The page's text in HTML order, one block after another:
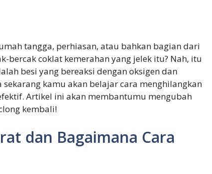
tangga, perhiasan, atau bahkan bagian dari
bercak coklat kemerahan yang jelek itu? Nah, itu
besi yang bereaksi dengan oksigen dan
sekarang kamu akan belajar cara menghilangkan
Artikel ini akan membantumu mengubah
kembali!
dan Bagaimana Cara